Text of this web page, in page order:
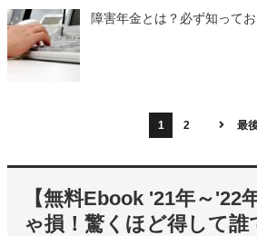
障害年金とは？必ず知って
1 2 最
【無料Ebook '21年～'22
ゃ損！驚くほど得して誰